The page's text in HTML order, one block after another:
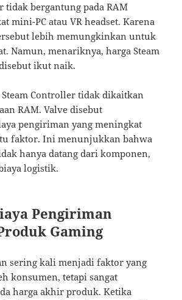
tidak bergantung pada RAM
mini-PC atau VR headset. Karena
lebih memungkinkan untuk
Namun, menariknya, harga Steam
ikut naik.
Controller tidak dikaitkan
RAM. Valve disebut
pengiriman yang meningkat
faktor. Ini menunjukkan bahwa
hanya datang dari komponen,
logistik.
Pengiriman
Gaming
sering kali menjadi faktor yang
konsumen, tetapi sangat
harga akhir produk. Ketika